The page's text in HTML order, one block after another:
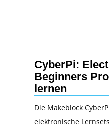
CyberPi:
Beginners
lernen
Die Makeblock
elektronische